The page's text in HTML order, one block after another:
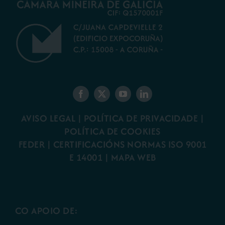
AVISO LEGAL | POLÍTICA DE PRIVACIDADE |
POLÍTICA DE COOKIES
FEDER | CERTIFICACIÓNS NORMAS ISO 9001
E 14001 | MAPA WEB
CO APOIO DE: